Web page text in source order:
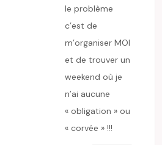
le problème
c’est de
m’organiser MOI
et de trouver un
weekend où je
n’ai aucune
« obligation » ou
« corvée » !!!